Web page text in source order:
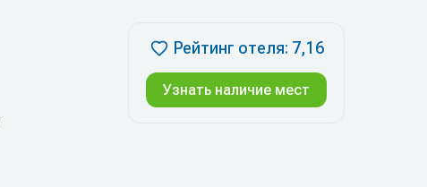
Рейтинг отеля: 7,16
Узнать наличие мест